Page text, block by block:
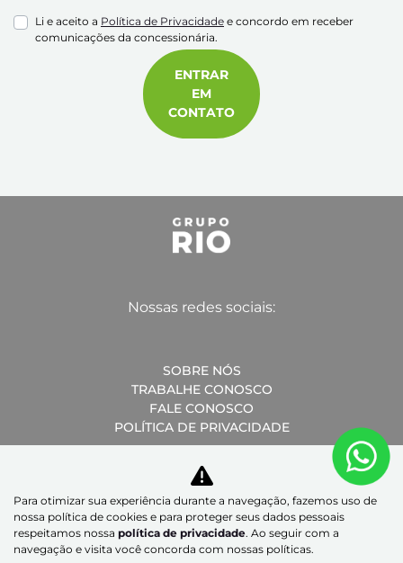
Li e aceito a Política de Privacidade e concordo em receber
comunicações da concessionária.
ENTRAR
EM
CONTATO
Nossas redes sociais:
SOBRE NÓS
TRABALHE CONOSCO
FALE CONOSCO
POLÍTICA DE PRIVACIDADE
Desacelere. Seu bem maior é a vida.
Para otimizar sua experiência durante a navegação, fazemos uso de
nossa política de cookies e para proteger seus dados pessoais
respeitamos nossa política de privacidade. Ao seguir com a
navegação e visita você concorda com nossas políticas.